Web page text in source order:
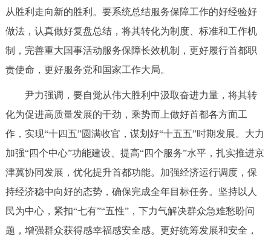
从胜利走向新的胜利。要系统总结服务保障工作的好经验好
做法，认真做好复盘总结，将其转化为制度、标准和工作机
制，完善重大国事活动服务保障长效机制，更好履行首都职
责使命，更好服务党和国家工作大局。
尹力强调，要自觉从伟大胜利中汲取奋进力量，将其转
化为促进高质量发展的干劲，乘势而上做好首都各方面工
作，实现“十四五”圆满收官，谋划好“十五五”时期发展。大力
加强“四个中心”功能建设、提高“四个服务”水平，扎实推进京
津冀协同发展，优化提升首都功能。加强经济运行调度，保
持经济稳中向好的态势，确保完成全年目标任务。坚持以人
民为中心，紧扣“七有”“五性”，下力气解决群众急难愁盼问
题，增强群众获得感幸福感安全感。更好统筹发展和安全，